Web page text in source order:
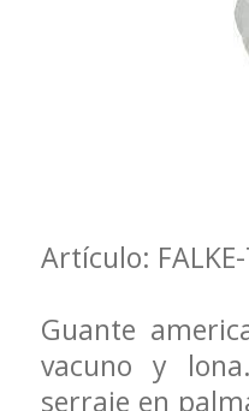
Artículo:
Guante
vacuno y
serraje en